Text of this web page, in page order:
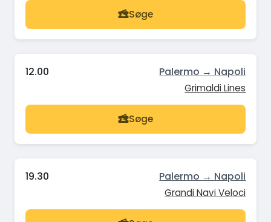
Søge
12.00 Palermo → Napoli
Grimaldi Lines
Søge
19.30 Palermo → Napoli
Grandi Navi Veloci